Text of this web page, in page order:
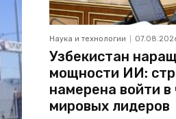
Наука и технологии
Узбекистан
мощности ИИ:
намерена войти в
мировых лидеров